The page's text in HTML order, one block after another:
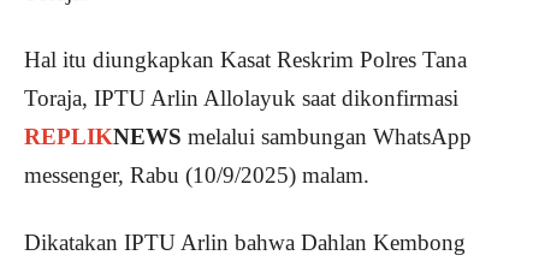
Hal itu diungkapkan Kasat Reskrim Polres Tana
Toraja, IPTU Arlin Allolayuk saat dikonfirmasi
REPLIKNEWS melalui sambungan WhatsApp
messenger, Rabu (10/9/2025) malam.
Dikatakan IPTU Arlin bahwa Dahlan Kembong